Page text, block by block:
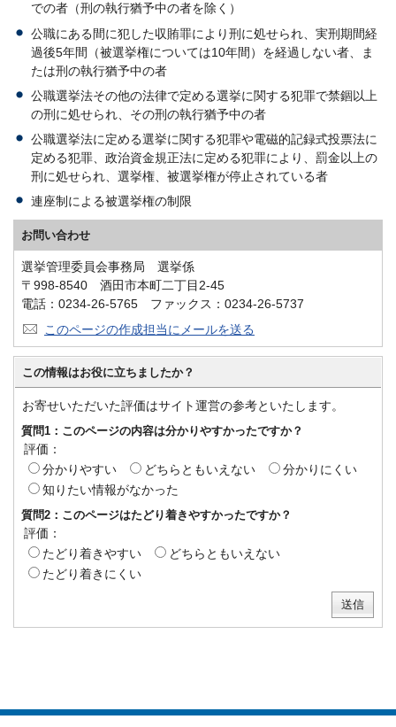
での者（刑の執行猶予中の者を除く）
公職にある間に犯した収賄罪により刑に処せられ、実刑期間経
過後5年間（被選挙権については10年間）を経過しない者、ま
たは刑の執行猶予中の者
公職選挙法その他の法律で定める選挙に関する犯罪で禁錮以上
の刑に処せられ、その刑の執行猶予中の者
公職選挙法に定める選挙に関する犯罪や電磁的記録式投票法に
定める犯罪、政治資金規正法に定める犯罪により、罰金以上の
刑に処せられ、選挙権、被選挙権が停止されている者
連座制による被選挙権の制限
お問い合わせ
選挙管理委員会事務局 選挙係
〒998-8540 酒田市本町二丁目2-45
電話：0234-26-5765 ファックス：0234-26-5737
このページの作成担当にメールを送る
この情報はお役に立ちましたか？
お寄せいただいた評価はサイト運営の参考といたします。
質問1：このページの内容は分かりやすかったですか？
評価：
分かりやすい
どちらともいえない
分かりにくい
知りたい情報がなかった
質問2：このページはたどり着きやすかったですか？
評価：
たどり着きやすい
どちらともいえない
たどり着きにくい